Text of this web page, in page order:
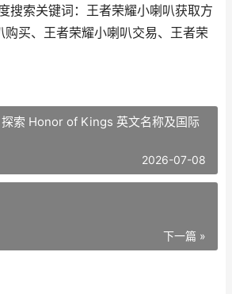
搜索关键词：王者荣耀小喇叭获取方
购买、王者荣耀小喇叭交易、王者荣
索 Honor of Kings 英文名称及国际
2026-07-08
下一篇 »